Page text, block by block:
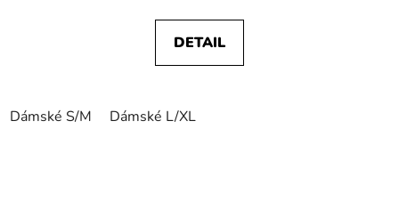
DETAIL
Dámské S/M Dámské L/XL